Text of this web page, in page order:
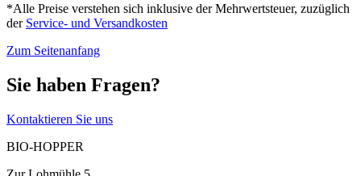
*Alle Preise verstehen sich inklusive der Mehrwertsteuer, zuzüglich
der Service- und Versandkosten
Zum Seitenanfang
Sie haben Fragen?
Kontaktieren Sie uns
BIO-HOPPER